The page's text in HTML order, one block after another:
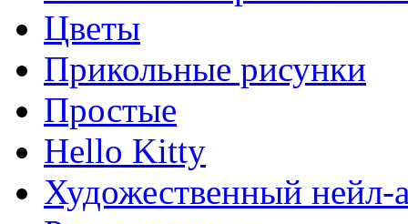
Цветы
Прикольные рисунки
Простые
Hello Kitty
Художественный нейл-